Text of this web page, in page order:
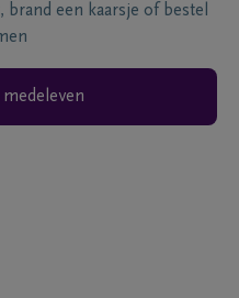
een kaarsje of bestel
medeleven